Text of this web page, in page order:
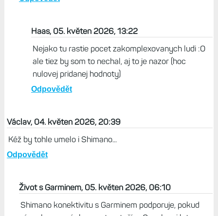
Haas, 05. květen 2026, 13:22
Nejako tu rastie pocet zakomplexovanych ludi :O
ale tiez by som to nechal, aj to je nazor (hoc
nulovej pridanej hodnoty)
Odpovědět
Václav, 04. květen 2026, 20:39
Kéž by tohle umelo i Shimano...
Odpovědět
Život s Garminem, 05. květen 2026, 06:10
Shimano konektivitu s Garminem podporuje, pokud